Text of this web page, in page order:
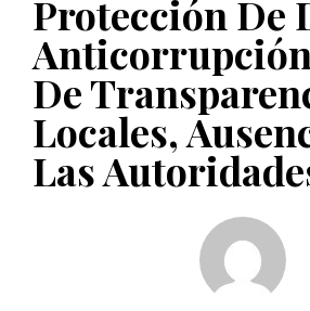
PUBLICADO EL 5 ENERO, 2023
Protección De
Anticorrupción
De
Locales,
Las